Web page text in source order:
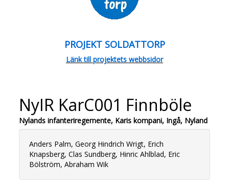
PROJEKT SOLDATTORP
Länk till projektets webbsidor
NyIR KarC001 Finnböle
Nylands infanteriregemente, Karis kompani, Ingå, Nyland
Anders Palm, Georg Hindrich Wrigt, Erich
Knapsberg, Clas Sundberg, Hinric Ahlblad, Eric
Bölström, Abraham Wik